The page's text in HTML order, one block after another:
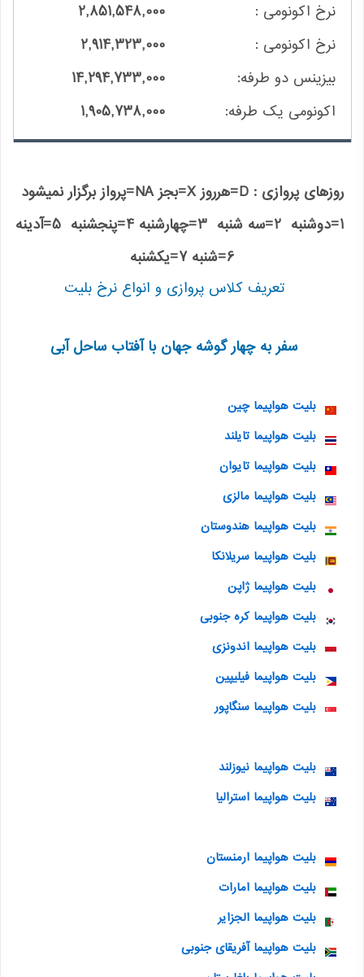
2,851,548,000
2,914,323,000
14,294,733,000
1,905,738,000
روزهای پروازی : D=هرروز X=بجز NA=پرواز برگزار نمیشود
1=دوشنبه 2=سه شنبه 3=چهارشنبه 4=پنجشنبه 5=آدینه
6=شنبه 7=یکشنبه
تعریف کلاس پروازی و انواع نرخ بلیت
سفر به چهار گوشه جهان با آفتاب ساحل آبی
بلیت هواپیما چین
بلیت هواپیما تایلند
بلیت هواپیما تایوان
بلیت هواپیما مالزی
بلیت هواپیما هندوستان
بلیت هواپیما سریلانکا
بلیت هواپیما ژاپن
بلیت هواپیما کره جنوبی
بلیت هواپیما اندونزی
بلیت هواپیما فیلیپین
بلیت هواپیما سنگاپور
بلیت هواپیما نیوزلند
بلیت هواپیما استرالیا
بلیت هواپیما ارمنستان
بلیت هواپیما امارات
بلیت هواپیما الجزایر
بلیت هواپیما آفریقای جنوبی